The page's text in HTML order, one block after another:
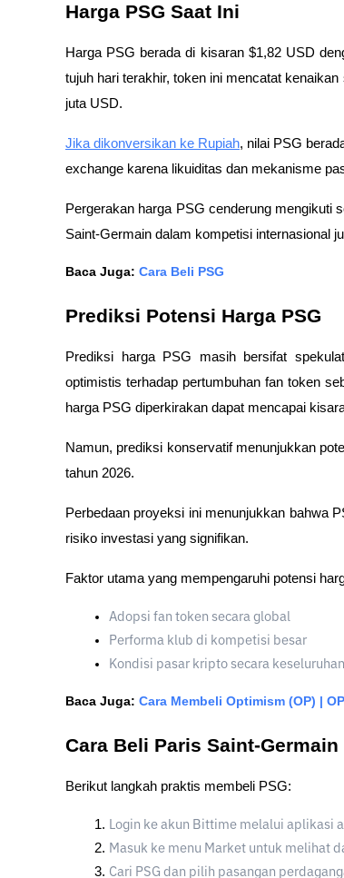
Harga PSG Saat Ini
Harga PSG berada di kisaran $1,82 USD
tujuh hari terakhir, token ini mencatat
juta USD.
Jika dikonversikan ke Rupiah, nilai PSG
exchange karena likuiditas dan mekanisme
Pergerakan harga PSG cenderung mengikuti
Saint-Germain dalam kompetisi internasional
Baca Juga: Cara Beli PSG
Prediksi Potensi Harga PSG
Prediksi harga PSG masih bersifat
optimistis terhadap pertumbuhan fan token
harga PSG diperkirakan dapat mencapai
Namun, prediksi konservatif menunjukkan
tahun 2026.
Perbedaan proyeksi ini menunjukkan bahwa
risiko investasi yang signifikan.
Faktor utama yang mempengaruhi potensi
Adopsi fan token secara global
Performa klub di kompetisi besar
Kondisi pasar kripto secara keseluruhan
Baca Juga: Cara Membeli Optimism (OP) |
Cara Beli Paris Saint-
Berikut langkah praktis membeli PSG:
Login ke akun Bittime melalui aplikasi
Masuk ke menu Market untuk melihat
Cari PSG dan pilih pasangan